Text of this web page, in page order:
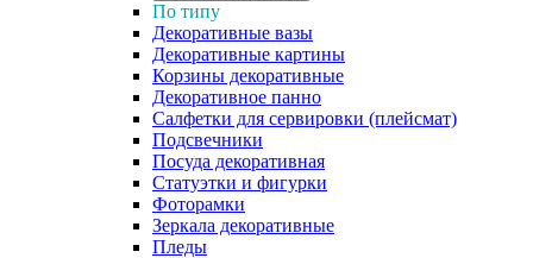
По типу
Декоративные вазы
Декоративные картины
Корзины декоративные
Декоративное панно
Салфетки для сервировки (плейсмат)
Подсвечники
Посуда декоративная
Статуэтки и фигурки
Фоторамки
Зеркала декоративные
Пледы